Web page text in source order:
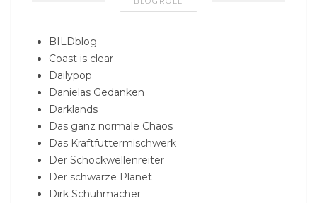
BILDblog
Coast is clear
Dailypop
Danielas Gedanken
Darklands
Das ganz normale Chaos
Das Kraftfuttermischwerk
Der Schockwellenreiter
Der schwarze Planet
Dirk Schuhmacher